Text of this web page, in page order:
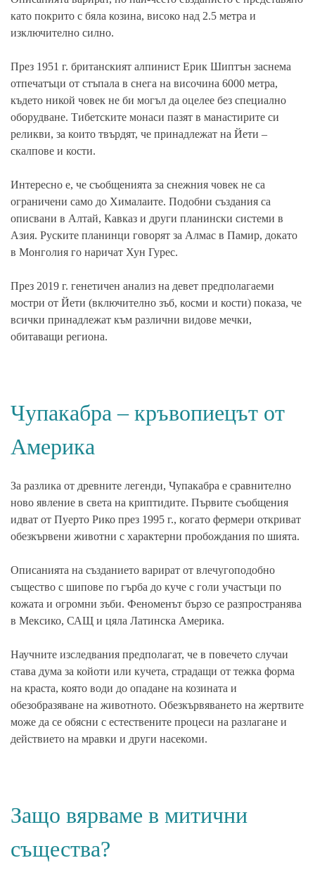
като покрито с бяла козина, високо над 2.5 метра и
изключително силно.
През 1951 г. британският алпинист Ерик Шиптън заснема
отпечатъци от стъпала в снега на височина 6000 метра,
където никой човек не би могъл да оцелее без специално
оборудване. Тибетските монаси пазят в манастирите си
реликви, за които твърдят, че принадлежат на Йети –
скалпове и кости.
Интересно е, че съобщенията за снежния човек не са
ограничени само до Хималаите. Подобни създания са
описвани в Алтай, Кавказ и други планински системи в
Азия. Руските планинци говорят за Алмас в Памир, докато
в Монголия го наричат Хун Гурес.
През 2019 г. генетичен анализ на девет предполагаеми
мостри от Йети (включително зъб, косми и кости) показа, че
всички принадлежат към различни видове мечки,
обитаващи региона.
Чупакабра – кръвопиецът от
Америка
За разлика от древните легенди, Чупакабра е сравнително
ново явление в света на криптидите. Първите съобщения
идват от Пуерто Рико през 1995 г., когато фермери откриват
обезкървени животни с характерни пробождания по шията.
Описанията на създанието варират от влечугоподобно
същество с шипове по гърба до куче с голи участъци по
кожата и огромни зъби. Феноменът бързо се разпространява
в Мексико, САЩ и цяла Латинска Америка.
Научните изследвания предполагат, че в повечето случаи
става дума за койоти или кучета, страдащи от тежка форма
на краста, която води до опадане на козината и
обезобразяване на животното. Обезкървяването на жертвите
може да се обясни с естествените процеси на разлагане и
действието на мравки и други насекоми.
Защо вярваме в митични
същества?